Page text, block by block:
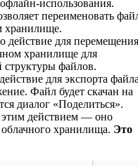
использования.
переименовать
хранилище.
действие для перемещения
хранилище для
структуры файлов.
для экспорта
Файл будет скачан на
диалог «Поделиться».
этим действием — оно
облачного хранилища. Это